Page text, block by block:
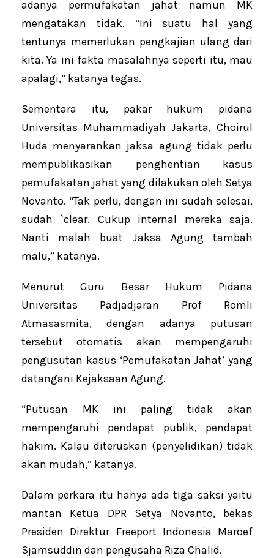
adanya permufakatan jahat namun MK
mengatakan tidak. “Ini suatu hal yang
tentunya memerlukan pengkajian ulang dari
kita. Ya ini fakta masalahnya seperti itu, mau
apalagi,” katanya tegas.
Sementara itu, pakar hukum pidana
Universitas Muhammadiyah Jakarta, Choirul
Huda menyarankan jaksa agung tidak perlu
mempublikasikan penghentian kasus
pemufakatan jahat yang dilakukan oleh Setya
Novanto. “Tak perlu, dengan ini sudah selesai,
sudah `clear. Cukup internal mereka saja.
Nanti malah buat Jaksa Agung tambah
malu,” katanya.
Menurut Guru Besar Hukum Pidana
Universitas Padjadjaran Prof Romli
Atmasasmita, dengan adanya putusan
tersebut otomatis akan mempengaruhi
pengusutan kasus ‘Pemufakatan Jahat’ yang
datangani Kejaksaan Agung.
“Putusan MK ini paling tidak akan
mempengaruhi pendapat publik, pendapat
hakim. Kalau diteruskan (penyelidikan) tidak
akan mudah,” katanya.
Dalam perkara itu hanya ada tiga saksi yaitu
mantan Ketua DPR Setya Novanto, bekas
Presiden Direktur Freeport Indonesia Maroef
Sjamsuddin dan pengusaha Riza Chalid.